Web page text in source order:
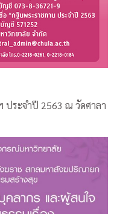
ระจำปี 2563 ณ วัดศาลา